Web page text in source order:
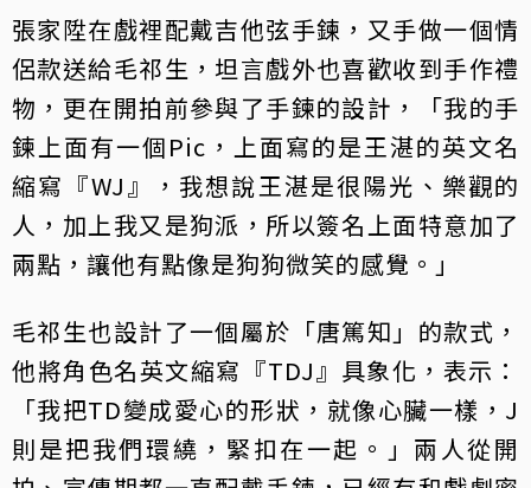
張家陞在戲裡配戴吉他弦手鍊，又手做一個情
侶款送給毛祁生，坦言戲外也喜歡收到手作禮
物，更在開拍前參與了手鍊的設計，「我的手
鍊上面有一個Pic，上面寫的是王湛的英文名
縮寫『WJ』，我想說王湛是很陽光、樂觀的
人，加上我又是狗派，所以簽名上面特意加了
兩點，讓他有點像是狗狗微笑的感覺。」
毛祁生也設計了一個屬於「唐篤知」的款式，
他將角色名英文縮寫『TDJ』具象化，表示：
「我把TD變成愛心的形狀，就像心臟一樣，J
則是把我們環繞，緊扣在一起。」兩人從開